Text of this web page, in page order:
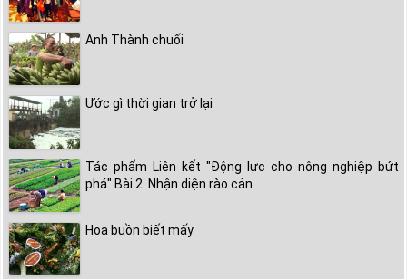
Anh Thành chuối
Ước gì thời gian trở lại
Tác phẩm Liên kết "Động lực cho nông nghiệp bứt
phá" Bài 2. Nhận diện rào cản
Hoa buồn biết mấy